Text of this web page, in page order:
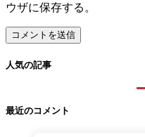
ウザに保存する。
人気の記事
最近のコメント